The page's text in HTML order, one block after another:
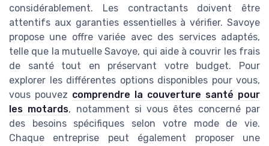
considérablement. Les contractants doivent être
attentifs aux garanties essentielles à vérifier. Savoye
propose une offre variée avec des services adaptés,
telle que la mutuelle Savoye, qui aide à couvrir les frais
de santé tout en préservant votre budget. Pour
explorer les différentes options disponibles pour vous,
vous pouvez comprendre la couverture santé pour
les motards, notamment si vous êtes concerné par
des besoins spécifiques selon votre mode de vie.
Chaque entreprise peut également proposer une